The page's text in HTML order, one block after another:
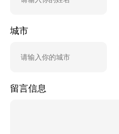
城市
留言信息